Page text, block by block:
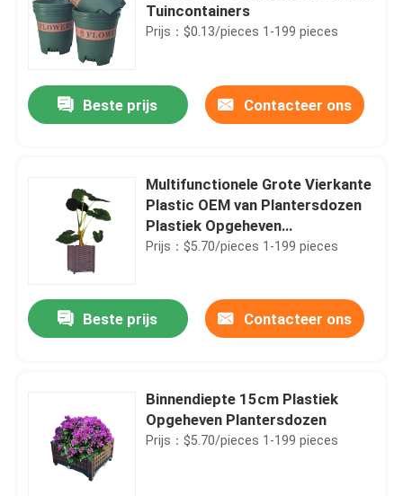
Tuincontainers
Prijs：$0.13/pieces 1-199 pieces
Beste prijs Contacteer ons
Multifunctionele Grote Vierkante
Plastic OEM van Plantersdozen
Plastiek Opgeheven
Bloembedden
Prijs：$5.70/pieces 1-199 pieces
Beste prijs Contacteer ons
Binnendiepte 15cm Plastiek
Opgeheven Plantersdozen
Prijs：$5.70/pieces 1-199 pieces